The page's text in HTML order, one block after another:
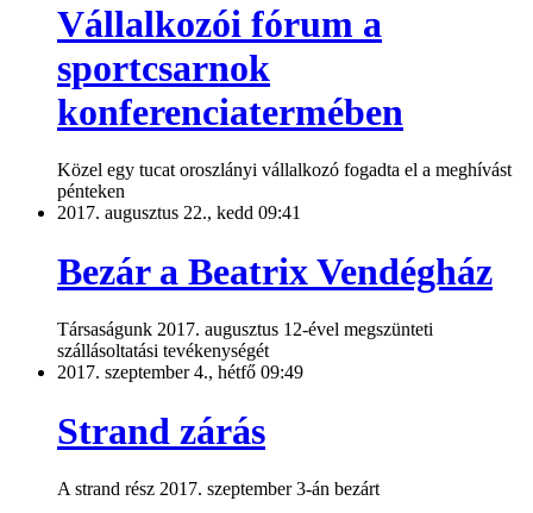
Vállalkozói fórum a
sportcsarnok
konferenciatermében
Közel egy tucat oroszlányi vállalkozó fogadta el a meghívást
pénteken
2017. augusztus 22., kedd 09:41
Bezár a Beatrix Vendégház
Társaságunk 2017. augusztus 12-ével megszünteti
szállásoltatási tevékenységét
2017. szeptember 4., hétfő 09:49
Strand zárás
A strand rész 2017. szeptember 3-án bezárt